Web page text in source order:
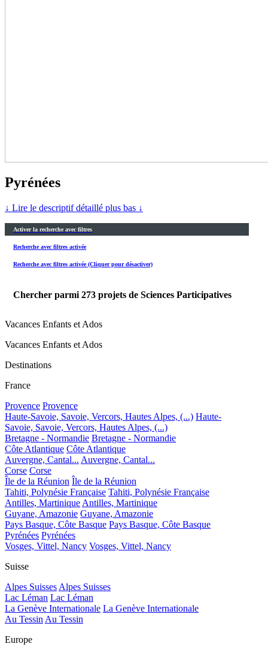
Pyrénées
↓ Lire le descriptif détaillé plus bas ↓
Activer la recherche avec filtres
Recherche avec filtres activée
Recherche avec filtres activée (Cliquer pour désactiver)
Chercher parmi 273 projets de Sciences Participatives
Vacances Enfants et Ados
Vacances Enfants et Ados
Destinations
France
Provence Provence
Haute-Savoie, Savoie, Vercors, Hautes Alpes, (...) Haute-
Savoie, Savoie, Vercors, Hautes Alpes, (...)
Bretagne - Normandie Bretagne - Normandie
Côte Atlantique Côte Atlantique
Auvergne, Cantal... Auvergne, Cantal...
Corse Corse
Île de la Réunion Île de la Réunion
Tahiti, Polynésie Française Tahiti, Polynésie Française
Antilles, Martinique Antilles, Martinique
Guyane, Amazonie Guyane, Amazonie
Pays Basque, Côte Basque Pays Basque, Côte Basque
Pyrénées Pyrénées
Vosges, Vittel, Nancy Vosges, Vittel, Nancy
Suisse
Alpes Suisses Alpes Suisses
Lac Léman Lac Léman
La Genève Internationale La Genève Internationale
Au Tessin Au Tessin
Europe